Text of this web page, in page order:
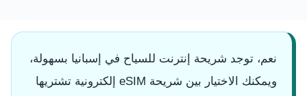
نعم، توجد شريحة إنترنت للسياح في إسبانيا بسهولة،
ويمكنك الاختيار بين شريحة eSIM إلكترونية تشتريها